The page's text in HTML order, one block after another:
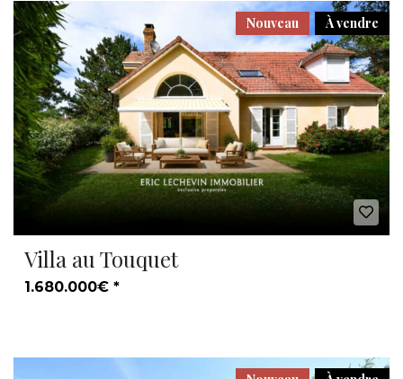
À vendre
Nouveau
Villa au Touquet
1.680.000€ *